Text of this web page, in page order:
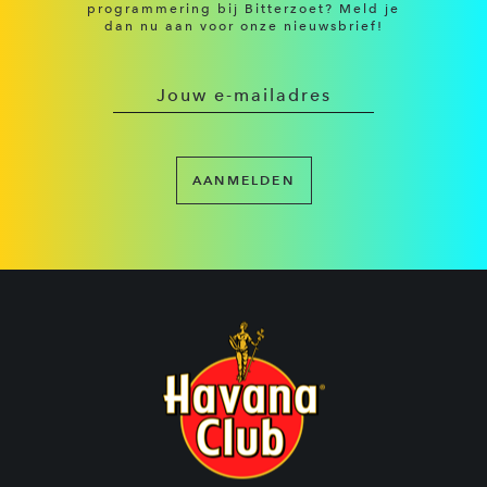
programmering bij Bitterzoet? Meld je
dan nu aan voor onze nieuwsbrief!
AANMELDEN